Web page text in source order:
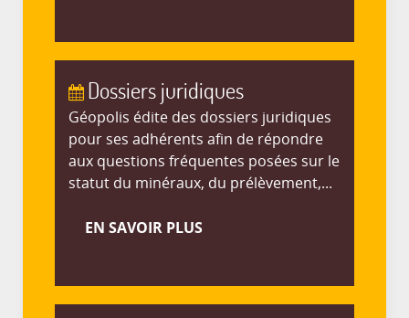
Dossiers juridiques
Géopolis édite des dossiers juridiques
pour ses adhérents afin de répondre
aux questions fréquentes posées sur le
statut du minéraux, du prélèvement,...
EN SAVOIR PLUS